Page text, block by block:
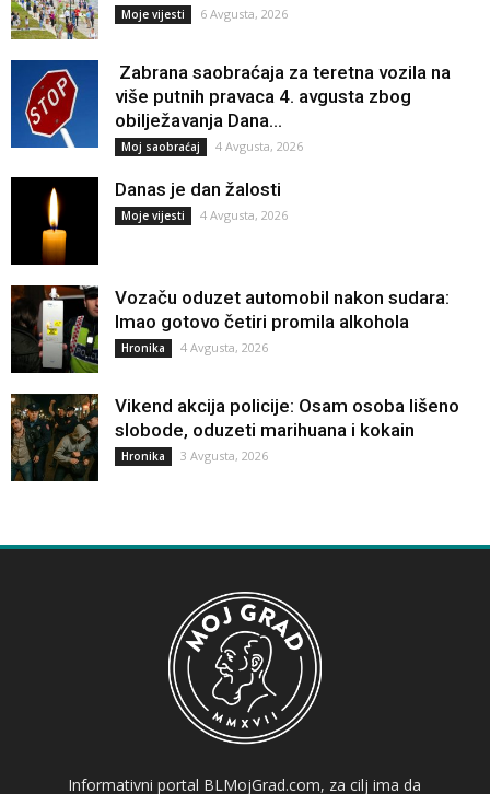
Moje vijesti 6 Avgusta, 2026
Zabrana saobraćaja za teretna vozila na
više putnih pravaca 4. avgusta zbog
obilježavanja Dana...
Moj saobraćaj 4 Avgusta, 2026
Danas je dan žalosti
Moje vijesti 4 Avgusta, 2026
Vozaču oduzet automobil nakon sudara:
Imao gotovo četiri promila alkohola
Hronika 4 Avgusta, 2026
Vikend akcija policije: Osam osoba lišeno
slobode, oduzeti marihuana i kokain
Hronika 3 Avgusta, 2026
Informativni portal BLMojGrad.com, za cilj ima da